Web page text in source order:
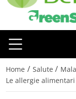
Home / Salute /
Le allergie